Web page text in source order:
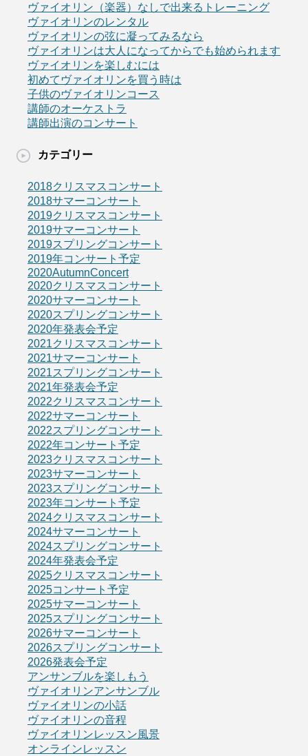
ヴァイオリン（楽器）なしで出来るトレーニング
ヴァイオリンのレンタル
ヴァイオリンの弦に凝ってみるなら
ヴァイオリンは大人になってからでも始められます
ヴァイオリンを楽しむには
初めてヴァイオリンを買う時は
子供のヴァイオリンコース
講師のオーケストラ
講師出演のコンサート
カテゴリー
2018クリスマスコンサート
2018サマーコンサート
2019クリスマスコンサート
2019サマーコンサート
2019スプリングコンサート
2019年コンサート予定
2020AutumnConcert
2020クリスマスコンサート
2020サマーコンサート
2020スプリングコンサート
2020年発表会予定
2021クリスマスコンサート
2021サマーコンサート
2021スプリングコンサート
2021年発表会予定
2022クリスマスコンサート
2022サマーコンサート
2022スプリングコンサート
2022年コンサート予定
2023クリスマスコンサート
2023サマーコンサート
2023スプリングコンサート
2023年コンサート予定
2024クリスマスコンサート
2024サマーコンサート
2024スプリングコンサート
2024年発表会予定
2025クリスマスコンサート
2025コンサート予定
2025サマーコンサート
2025スプリングコンサート
2026サマーコンサート
2026スプリングコンサート
2026発表会予定
アンサンブルを楽しもう
ヴァイオリンアンサンブル
ヴァイオリンの小話
ヴァイオリンの音程
ヴァイオリンレッスン風景
オンラインレッスン